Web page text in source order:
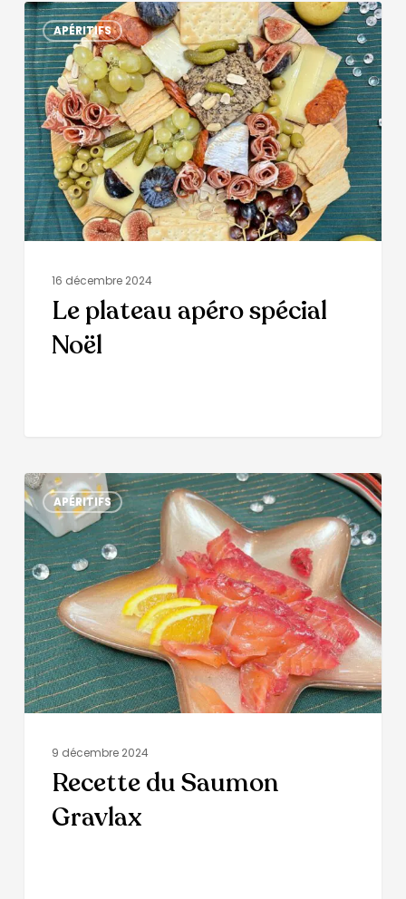
APÉRITIFS
16 décembre 2024
Le plateau apéro spécial
Noël
APÉRITIFS
9 décembre 2024
Recette du Saumon
Gravlax